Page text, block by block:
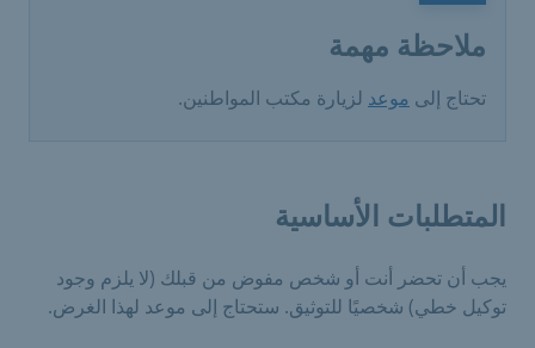
ملاحظة مهمة
تحتاج إلى موعد لزيارة مكتب المواطنين.
المتطلبات الأساسية
يجب أن تحضر أنت أو شخص مفوض من قبلك (لا يلزم وجود
توكيل خطي) شخصيًا للتوثيق. ستحتاج إلى موعد لهذا الغرض.